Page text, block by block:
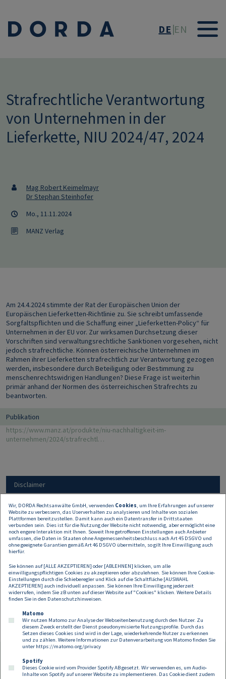
DE EN
Strafrechtliche Verantwortung
von Unternehmen in der
Lieferkette, NIU 2024/47, 2024
Mag Robert Keimelmayr
Dr Stephan Steinhofer
Mo., 11.11.2024
MANZ Verlag
Am 24.4.2024 stimmte der Rat der Europäischen Union der
Europäischen Lieferketten-Richtlinie zu. Sie schreibt umfassende
Sorgfaltspflichten und die Schaffung einer „Lieferketten-Policy“ für
Unternehmen in der EU vor. Zur wirksamen Durchsetzung dieser
Vorschriften sind verwaltungsrechtliche Sanktionen vorgesehen, nicht
jedoch strafrechtliche. Können österreichische Unternehmen im
Rahmen ihrer Lieferketten strafrechtlich zur Verantwortung gezogen
werden, insbesondere durch Beteiligung oder Bestimmung zu
menschenrechtswidrigen Handlungen? Diese Frage ist weiterhin
primär anhand der Normen des österreichischen Strafrechts zu
beantworten.
Publikation
https://www.manz.at/produkte/niu-nachhaltigkeit-im-
unternehmen/2024/strafrechtl…
Disclaimer
Alle Angaben auf dieser Website dienen nur der
Erstinformation und können keine rechtliche oder
sonstige Beratung sein oder ersetzen. Daher
übernehmen wir keine Haftung für allfälligen
Schadenersatz.
Kontakt Datenschutz Impressum
Wir, DORDA Rechtsanwälte GmbH, verwenden Cookies, um Ihre Erfahrungen auf unserer
Website zu verbessern, das Userverhalten zu analysieren und Inhalte von sozialen
Plattformen bereitzustellen. Damit kann auch ein Datentransfer in Drittstaaten
verbunden sein. Dies ist für die Nutzung der Website nicht notwendig, aber ermöglicht eine
noch engere Interaktion mit Ihnen. Soweit Ihre getroffenen Einstellungen auch Anbieter
umfassen, die Daten in Staaten ohne Angemessenheitsbeschluss nach Art 45 DSGVO und
ohne geeignete Garantien gemäß Art 46 DSGVO übermitteln, so gilt Ihre Einwilligung auch
hierfür.
Sie können auf [ALLE AKZEPTIEREN] oder [ABLEHNEN] klicken, um alle
einwilligungspflichtigen Cookies zu akzeptieren oder abzulehnen. Sie können Ihre Cookie-
Einstellungen durch die Schieberegler und Klick auf die Schaltfläche [AUSWAHL
AKZEPTIEREN] auch individuell anpassen. Sie können Ihre Einwilligung jederzeit
widerrufen, indem Sie zB unten auf dieser Website auf "Cookies" klicken. Weitere Details
finden Sie in den Datenschutzhinweisen.
Matomo
Wir nutzen Matomo zur Analyse der Webseitenbenutzung durch den Nutzer. Zu
diesem Zweck erstellt der Dienst pseudonymisierte Nutzungsprofile. Durch das
Setzen dieses Cookies sind wird in der Lage, wiederkehrende Nutzer zu erkennen
und zu zählen. Weitere Informationen zur Datenverarbeitung von Matomo finden Sie
unter https://matomo.org/privacy
Spotify
Dieses Cookie wird vom Provider Spotify AB gesetzt. Wir verwenden es, um Audio-
Inhalte von Spotify auf unserer Website zu implementieren. Das Cookie dient zudem